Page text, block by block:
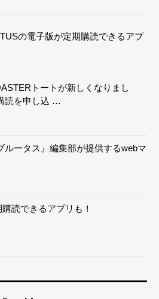
の電子版が定期購読できるアプ
トートが新しくなりまし
読を申し込 …
ルータス』編集部が提供するwebマ
読できるアプリも！